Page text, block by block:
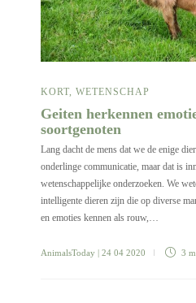
KORT WETENSCHAP
Geiten herkennen
soortgenoten
Lang dacht de mens dat we de enige
onderlinge communicatie, maar dat is
wetenschappelijke onderzoeken. We
intelligente dieren zijn die op diverse
en emoties kennen als rouw,…
AnimalsToday | 24 04 2020 3